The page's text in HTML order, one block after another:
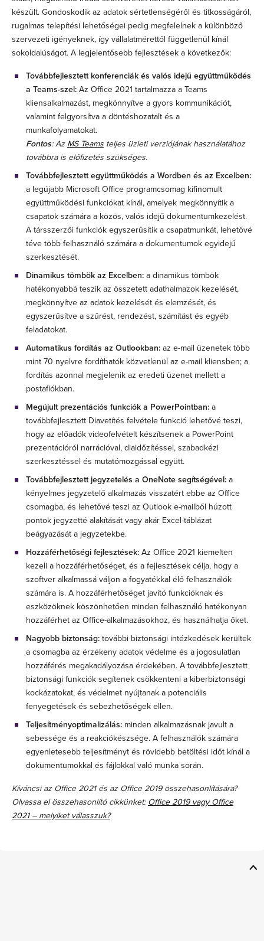
készült. Gondoskodik az adatok sértetlenségéről és titkosságáról,
rugalmas telepítési lehetőségei pedig megfelelnek a különböző
szervezeti igényeknek, így vállalatmérettől függetlenül kínál
sokoldalúságot. A legjelentősebb fejlesztések a következők:
Továbbfejlesztett konferenciák és valós idejű együttműködés
a Teams-szel: Az Office 2021 tartalmazza a Teams
kliensalkalmazást, megkönnyítve a gyors kommunikációt,
valamint felgyorsítva a döntéshozatalt és a
munkafolyamatokat.
Fontos: Az MS Teams teljes üzleti verziójának használatához
továbbra is előfizetés szükséges.
Továbbfejlesztett együttműködés a Wordben és az Excelben:
a legújabb Microsoft Office programcsomag kifinomult
együttműködési funkciókat kínál, amelyek megkönnyítik a
csapatok számára a közös, valós idejű dokumentumkezelést.
A társszerzői funkciók egyszerűsítik a csapatmunkát, lehetővé
téve több felhasználó számára a dokumentumok egyidejű
szerkesztését.
Dinamikus tömbök az Excelben: a dinamikus tömbök
hatékonyabbá teszik az összetett adathalmazok kezelését,
megkönnyítve az adatok kezelését és elemzését, és
egyszerűsítve a szűrést, rendezést, számítást és egyéb
feladatokat.
Automatikus fordítás az Outlookban: az e-mail üzenetek több
mint 70 nyelvre fordíthatók közvetlenül az e-mail kliensben; a
fordítás azonnal megjelenik az eredeti üzenet mellett a
postafiókban.
Megújult prezentációs funkciók a PowerPointban: a
továbbfejlesztett Diavetítés felvétele funkció lehetővé teszi,
hogy az előadók videofelvételt készítsenek a PowerPoint
prezentációról narrációval, diaidőzítéssel, szabadkézi
szerkesztéssel és mutatómozgással együtt.
Továbbfejlesztett jegyzetelés a OneNote segítségével: a
kényelmes jegyzetelő alkalmazás visszatért ebbe az Office
csomagba, és lehetővé teszi az Outlook e-mailből húzott
pontok jegyzetté alakítását vagy akár Excel-táblázat
beágyazását a jegyzetekbe.
Hozzáférhetőségi fejlesztések: Az Office 2021 kiemelten
kezeli a hozzáférhetőséget, és a fejlesztések célja, hogy a
szoftver alkalmassá váljon a fogyatékkal élő felhasználók
számára is. A hozzáférhetőséget javító funkcióknak és
eszközöknek köszönhetően minden felhasználó hatékonyan
hozzáférhet az Office-alkalmazásokhoz, és használhatja őket.
Nagyobb biztonság: további biztonsági intézkedések kerültek
a csomagba az érzékeny adatok védelme és a jogosulatlan
hozzáférés megakadályozása érdekében. A továbbfejlesztett
biztonsági funkciók segítenek csökkenteni a kiberbiztonsági
kockázatokat, és védelmet nyújtanak a potenciális
fenyegetések és sebezhetőségek ellen.
Teljesítményoptimalizálás: minden alkalmazásnak javult a
sebessége és a reakciókészsége. A felhasználók számára
egyenletesebb teljesítményt és rövidebb betöltési időt kínál a
dokumentumokkal és fájlokkal való munka során.
Kíváncsi az Office 2021 és az Office 2019 összehasonlítására?
Olvassa el összehasonlító cikkünket: Office 2019 vagy Office
2021 – melyiket válasszuk?